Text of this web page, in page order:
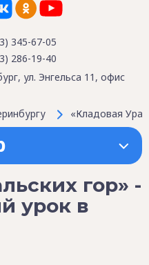
345-67-05
286-19-40
ул. Энгельса 11, офис
«Кладовая
гор» -
урок в